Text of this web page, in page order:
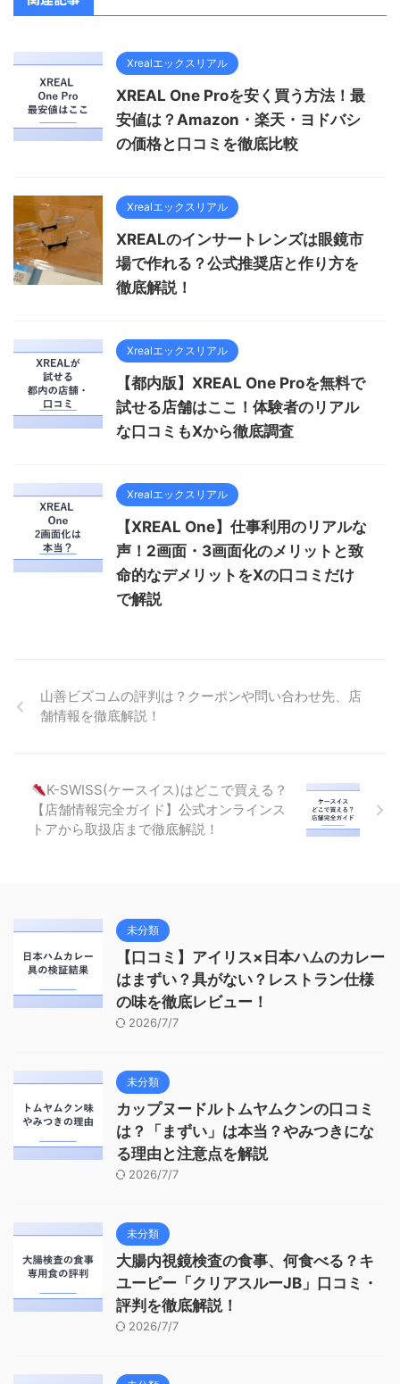
Xrealエックスリアル
XREAL One Proを安く買う方法！最
安値は？Amazon・楽天・ヨドバシ
の価格と口コミを徹底比較
Xrealエックスリアル
XREALのインサートレンズは眼鏡市
場で作れる？公式推奨店と作り方を
徹底解説！
Xrealエックスリアル
【都内版】XREAL One Proを無料で
試せる店舗はここ！体験者のリアル
な口コミもXから徹底調査
Xrealエックスリアル
【XREAL One】仕事利用のリアルな
声！2画面・3画面化のメリットと致
命的なデメリットをXの口コミだけ
で解説
山善ビズコムの評判は？クーポンや問い合わせ先、店
舗情報を徹底解説！
K-SWISS(ケースイス)はどこで買える？
【店舗情報完全ガイド】公式オンラインス
トアから取扱店まで徹底解説！
未分類
【口コミ】アイリス×日本ハムのカレー
はまずい？具がない？レストラン仕様
の味を徹底レビュー！
2026/7/7
未分類
カップヌードルトムヤムクンの口コミ
は？「まずい」は本当？やみつきにな
る理由と注意点を解説
2026/7/7
未分類
大腸内視鏡検査の食事、何食べる？キ
ユーピー「クリアスルーJB」口コミ・
評判を徹底解説！
2026/7/7